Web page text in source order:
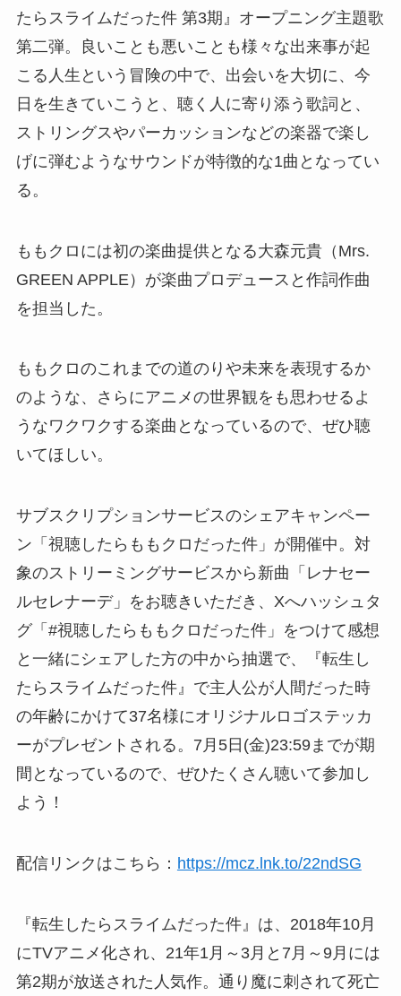
たらスライムだった件 第3期』オープニング主題歌
第二弾。良いことも悪いことも様々な出来事が起
こる人生という冒険の中で、出会いを大切に、今
日を生きていこうと、聴く人に寄り添う歌詞と、
ストリングスやパーカッションなどの楽器で楽し
げに弾むようなサウンドが特徴的な1曲となってい
る。
ももクロには初の楽曲提供となる大森元貴（Mrs.
GREEN APPLE）が楽曲プロデュースと作詞作曲
を担当した。
ももクロのこれまでの道のりや未来を表現するか
のような、さらにアニメの世界観をも思わせるよ
うなワクワクする楽曲となっているので、ぜひ聴
いてほしい。
サブスクリプションサービスのシェアキャンペー
ン「視聴したらももクロだった件」が開催中。対
象のストリーミングサービスから新曲「レナセー
ルセレナーデ」をお聴きいただき、Xへハッシュタ
グ「#視聴したらももクロだった件」をつけて感想
と一緒にシェアした方の中から抽選で、『転生し
たらスライムだった件』で主人公が人間だった時
の年齢にかけて37名様にオリジナルロゴステッカ
ーがプレゼントされる。7月5日(金)23:59までが期
間となっているので、ぜひたくさん聴いて参加し
よう！
配信リンクはこちら： https://mcz.lnk.to/22ndSG
『転生したらスライムだった件』は、2018年10月
にTVアニメ化され、21年1月～3月と7月～9月には
第2期が放送された人気作。通り魔に刺されて死亡